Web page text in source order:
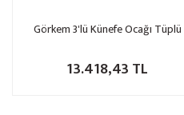
Görkem 3'lü Künefe Ocağı Tüplü
13.418,43 TL